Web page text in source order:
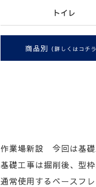
トイレ
商品別 （詳しくはコチラ
作業場新設 今回は基礎
基礎工事は掘削後、型
通常使用するベースフ